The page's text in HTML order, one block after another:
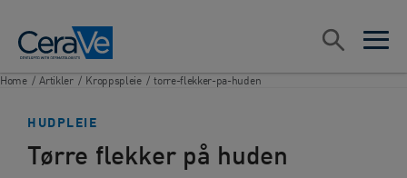
open
open
Søk
Home / Artikler / Kroppspleie / torre-flekker-pa-huden
HUDPLEIE
Tørre flekker på huden